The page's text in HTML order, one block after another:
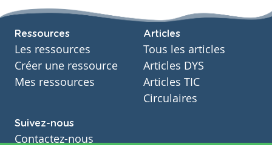
Ressources
Les ressources
Créer une ressource
Mes ressources
Articles
Tous les articles
Articles DYS
Articles TIC
Circulaires
Suivez-nous
Contactez-nous